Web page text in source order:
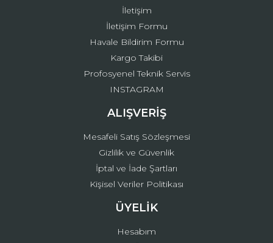
Gönder
İletişim
İletişim Formu
Havale Bildirim Formu
Kargo Takibi
Profosyenel Teknik Servis
INSTAGRAM
ALIŞVERİŞ
Mesafeli Satış Sözleşmesi
Gizlilik ve Güvenlik
İptal ve İade Şartları
Kişisel Veriler Politikası
ÜYELİK
Hesabım